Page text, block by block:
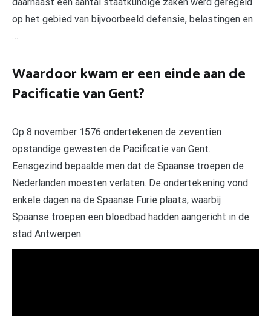
op het gebied van bijvoorbeeld defensie, belastingen en
…
Waardoor kwam er een einde aan de
Pacificatie van Gent?
Op 8 november 1576 ondertekenen de zeventien
opstandige gewesten de Pacificatie van Gent.
Eensgezind bepaalde men dat de Spaanse troepen de
Nederlanden moesten verlaten. De ondertekening vond
enkele dagen na de Spaanse Furie plaats, waarbij
Spaanse troepen een bloedbad hadden aangericht in de
stad Antwerpen.